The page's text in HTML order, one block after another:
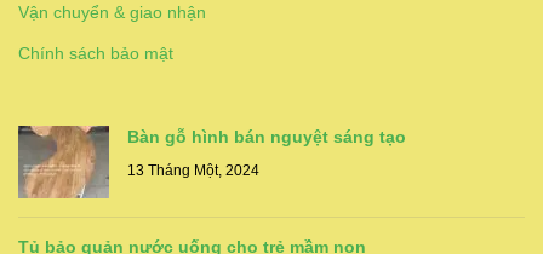
Vận chuyển & giao nhận
Chính sách bảo mật
Bàn gỗ hình bán nguyệt sáng tạo
13 Tháng Một, 2024
Tủ bảo quản nước uống cho trẻ mầm non